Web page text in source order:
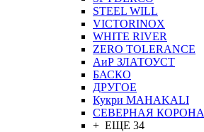
STEEL WILL
VICTORINOX
WHITE RIVER
ZERO TOLERANCE
АиР ЗЛАТОУСТ
БАСКО
ДРУГОЕ
Кукри MAHAKALI
СЕВЕРНАЯ КОРОНА
+ ЕЩЕ 34